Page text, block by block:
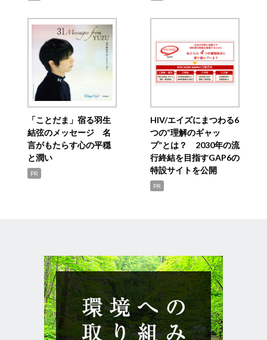
「ことだま」宿る羽生
結弦のメッセージ 名
言がもたらす心の平穏
と潤い
PR
HIV/エイズにまつわる6
つの“理解のギャッ
プ”とは？ 2030年の流
行終結を目指すGAP6の
特設サイトを公開
PR